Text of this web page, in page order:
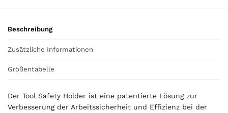
e
.
o
r
t
Beschreibung
Zusätzliche Informationen
Größentabelle
Der Tool Safety Holder ist eine patentierte Lösung zur
Verbesserung der Arbeitssicherheit und Effizienz bei der